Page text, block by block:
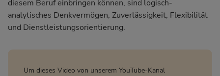
diesem Beruf einbringen können, sind logisch-
analytisches Denkvermögen, Zuverlässigkeit, Flexibilität
und Dienstleistungsorientierung.
Um dieses Video von unserem YouTube-Kanal